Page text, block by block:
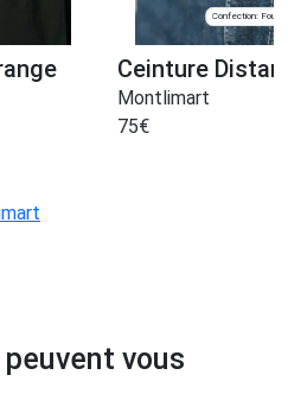
Confection:
Ceinture
Montlimart
75€
vous